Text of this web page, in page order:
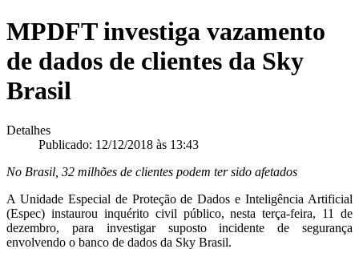
MPDFT investiga vazamento
de dados de clientes da Sky
Brasil
Detalhes
Publicado: 12/12/2018 às 13:43
No Brasil, 32 milhões de clientes podem ter sido afetados
A Unidade Especial de Proteção de Dados e Inteligência Artificial
(Espec) instaurou inquérito civil público, nesta terça-feira, 11 de
dezembro, para investigar suposto incidente de segurança
envolvendo o banco de dados da Sky Brasil.